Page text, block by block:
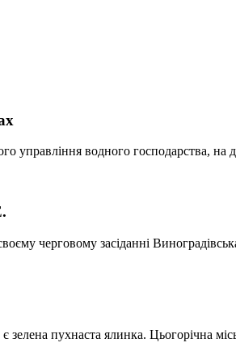
управління водного господарства, на
черговому засіданні
пухнаста ялинка. Цьогорічна